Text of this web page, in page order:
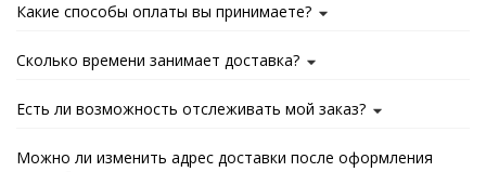
Какие способы оплаты вы принимаете?
Сколько времени занимает доставка?
Есть ли возможность отслеживать мой заказ?
Можно ли изменить адрес доставки после оформления